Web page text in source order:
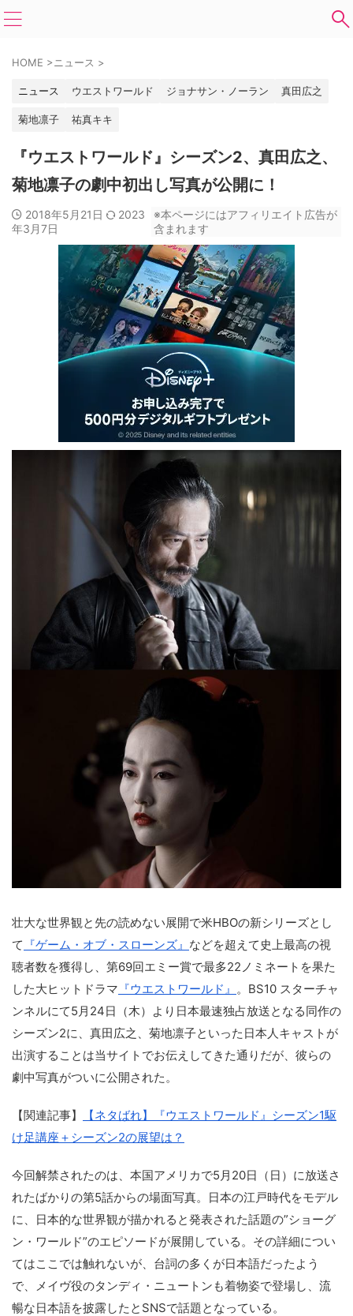
HOME >ニュース >
ニュース ウエストワールド ジョナサン・ノーラン 真田広之
菊地凛子 祐真キキ
『ウエストワールド』シーズン2、真田広之、
菊地凛子の劇中初出し写真が公開に！
2018年5月21日
2023
年3月7日
※本ページにはアフィリエイト広告が
含まれます
壮大な世界観と先の読めない展開で米HBOの新シリーズとし
て 『ゲーム・オブ・スローンズ』 などを超えて史上最高の視
聴者数を獲得し、第69回エミー賞で最多22ノミネートを果た
した大ヒットドラマ 『ウエストワールド』 。BS10 スターチャ
ンネルにて5月24日（木）より日本最速独占放送となる同作の
シーズン2に、真田広之、菊地凛子といった日本人キャストが
出演することは当サイトでお伝えしてきた通りだが、彼らの
劇中写真がついに公開された。
【関連記事】
【ネタばれ】『ウエストワールド』シーズン1駆
け足講座＋シーズン2の展望は？
今回解禁されたのは、本国アメリカで5月20日（日）に放送さ
れたばかりの第5話からの場面写真。日本の江戸時代をモデル
に、日本的な世界観が描かれると発表された話題の”ショーグ
ン・ワールド”のエピソードが展開している。その詳細につい
てはここでは触れないが、台詞の多くが日本語だったよう
で、メイヴ役のタンディ・ニュートンも着物姿で登場し、流
暢な日本語を披露したとSNSで話題となっている。